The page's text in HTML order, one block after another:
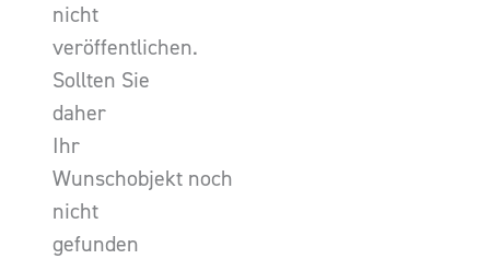
nicht
veröffentlichen.
Sollten Sie
daher
Ihr
Wunschobjekt noch
nicht
gefunden